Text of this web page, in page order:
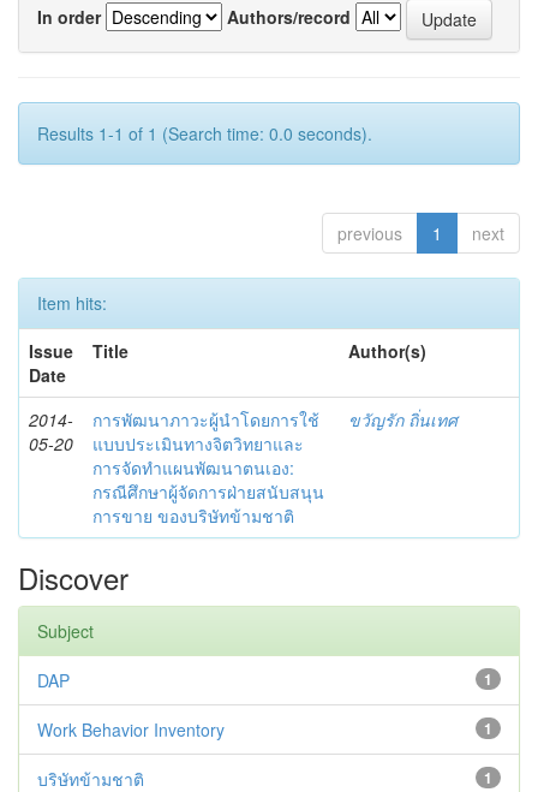
In order
Authors/record
Results 1-1 of 1 (Search time: 0.0 seconds).
previous 1 next
Item hits:
Issue
Date
Title Author(s)
2014-
05-20
การพัฒนาภาวะผู้นำโดยการใช้
แบบประเมินทางจิตวิทยาและ
การจัดทำแผนพัฒนาตนเอง:
กรณีศึกษาผู้จัดการฝ่ายสนับสนุน
การขาย ของบริษัทข้ามชาติ
ขวัญรัก ถิ่นเทศ
Discover
Subject
1
DAP
1
Work Behavior Inventory
1
บริษัทข้ามชาติ